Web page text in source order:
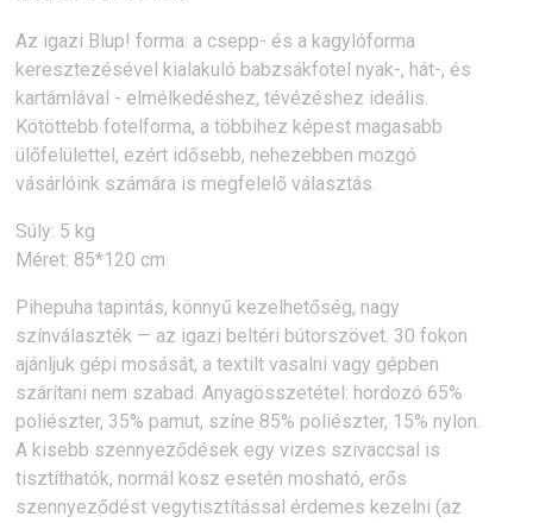
Az igazi Blup! forma: a csepp- és a kagylóforma
keresztezésével kialakuló babzsákfotel nyak-, hát-, és
kartámlával - elmélkedéshez, tévézéshez ideális.
Kötöttebb fotelforma, a többihez képest magasabb
ülőfelülettel, ezért idősebb, nehezebben mozgó
vásárlóink számára is megfelelő választás.
Súly: 5 kg
Méret: 85*120 cm
Pihepuha tapintás, könnyű kezelhetőség, nagy
színválaszték — az igazi beltéri bútorszövet. 30 fokon
ajánljuk gépi mosását, a textilt vasalni vagy gépben
szárítani nem szabad. Anyagösszetétel: hordozó 65%
poliészter, 35% pamut, színe 85% poliészter, 15% nylon.
A kisebb szennyeződések egy vizes szivaccsal is
tisztíthatók, normál kosz esetén mosható, erős
szennyeződést vegytisztítással érdemes kezelni (az